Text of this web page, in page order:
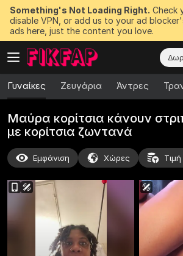
Something's Not Loading Right. Check
disable VPN, or add us to your ad
ads here, just the content you love.
Γυναίκες Ζευγάρια Άντρες
Μαύρα κορίτσια κάνουν
με κορίτσια ζωντανά
Εμφάνιση Χώρες